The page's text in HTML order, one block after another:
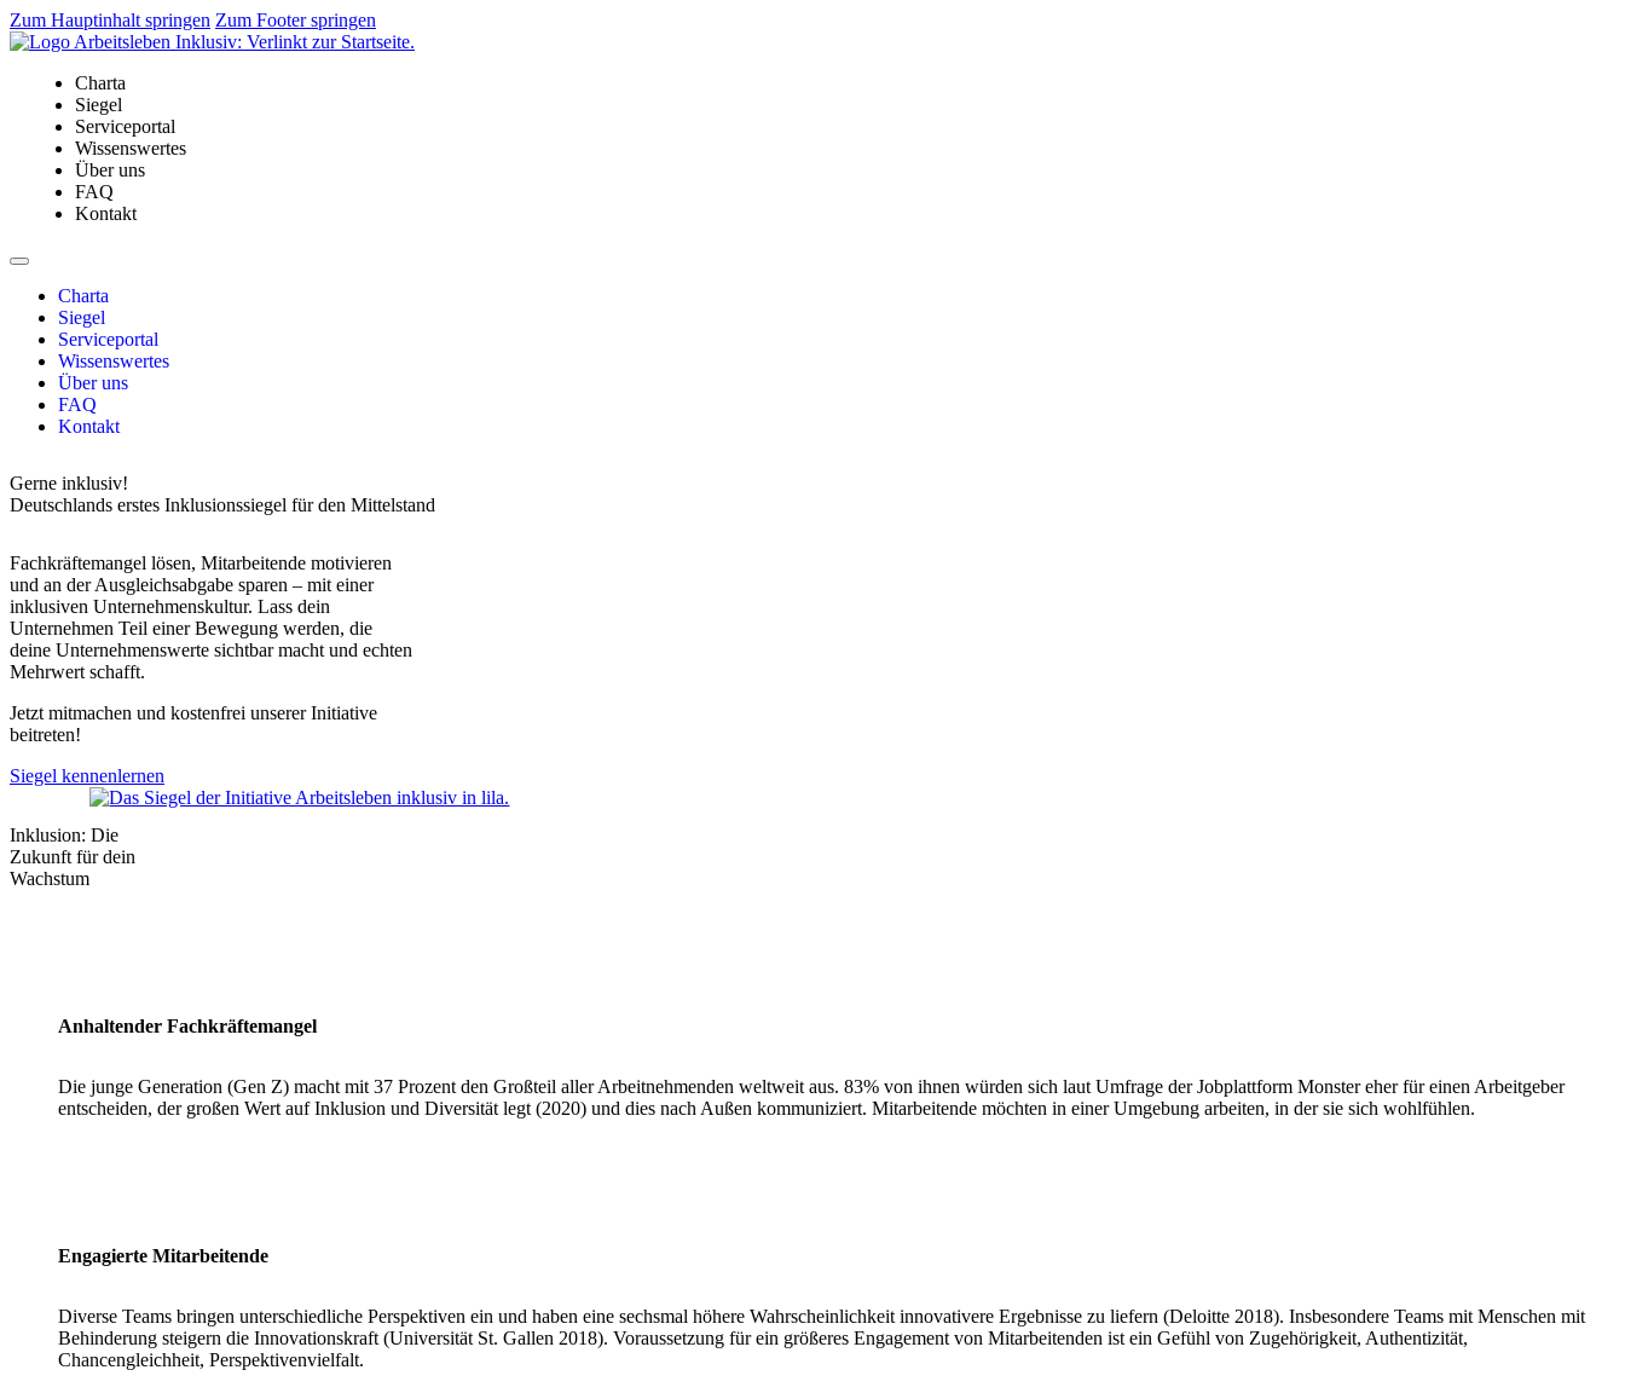
Zum Hauptinhalt springen Zum Footer springen
Charta
Siegel
Serviceportal
Wissenswertes
Über uns
FAQ
Kontakt
Charta
Siegel
Serviceportal
Wissenswertes
Über uns
FAQ
Kontakt
Gerne inklusiv!
Deutschlands erstes Inklusionssiegel für den Mittelstand
Fachkräftemangel lösen, Mitarbeitende motivieren
und an der Ausgleichsabgabe sparen – mit einer
inklusiven Unternehmenskultur. Lass dein
Unternehmen Teil einer Bewegung werden, die
deine Unternehmenswerte sichtbar macht und echten
Mehrwert schafft.
Jetzt mitmachen und kostenfrei unserer Initiative
beitreten!
Siegel kennenlernen
Inklusion: Die
Zukunft für dein
Wachstum
Anhaltender Fachkräftemangel
Die junge Generation (Gen Z) macht mit 37 Prozent den Großteil aller Arbeitnehmenden weltweit aus. 83% von ihnen würden sich laut Umfrage der Jobplattform Monster eher für einen Arbeitgeber
entscheiden, der großen Wert auf Inklusion und Diversität legt (2020) und dies nach Außen kommuniziert. Mitarbeitende möchten in einer Umgebung arbeiten, in der sie sich wohlfühlen.
Engagierte Mitarbeitende
Diverse Teams bringen unterschiedliche Perspektiven ein und haben eine sechsmal höhere Wahrscheinlichkeit innovativere Ergebnisse zu liefern (Deloitte 2018). Insbesondere Teams mit Menschen mit
Behinderung steigern die Innovationskraft (Universität St. Gallen 2018). Voraussetzung für ein größeres Engagement von Mitarbeitenden ist ein Gefühl von Zugehörigkeit, Authentizität,
Chancengleichheit, Perspektivenvielfalt.